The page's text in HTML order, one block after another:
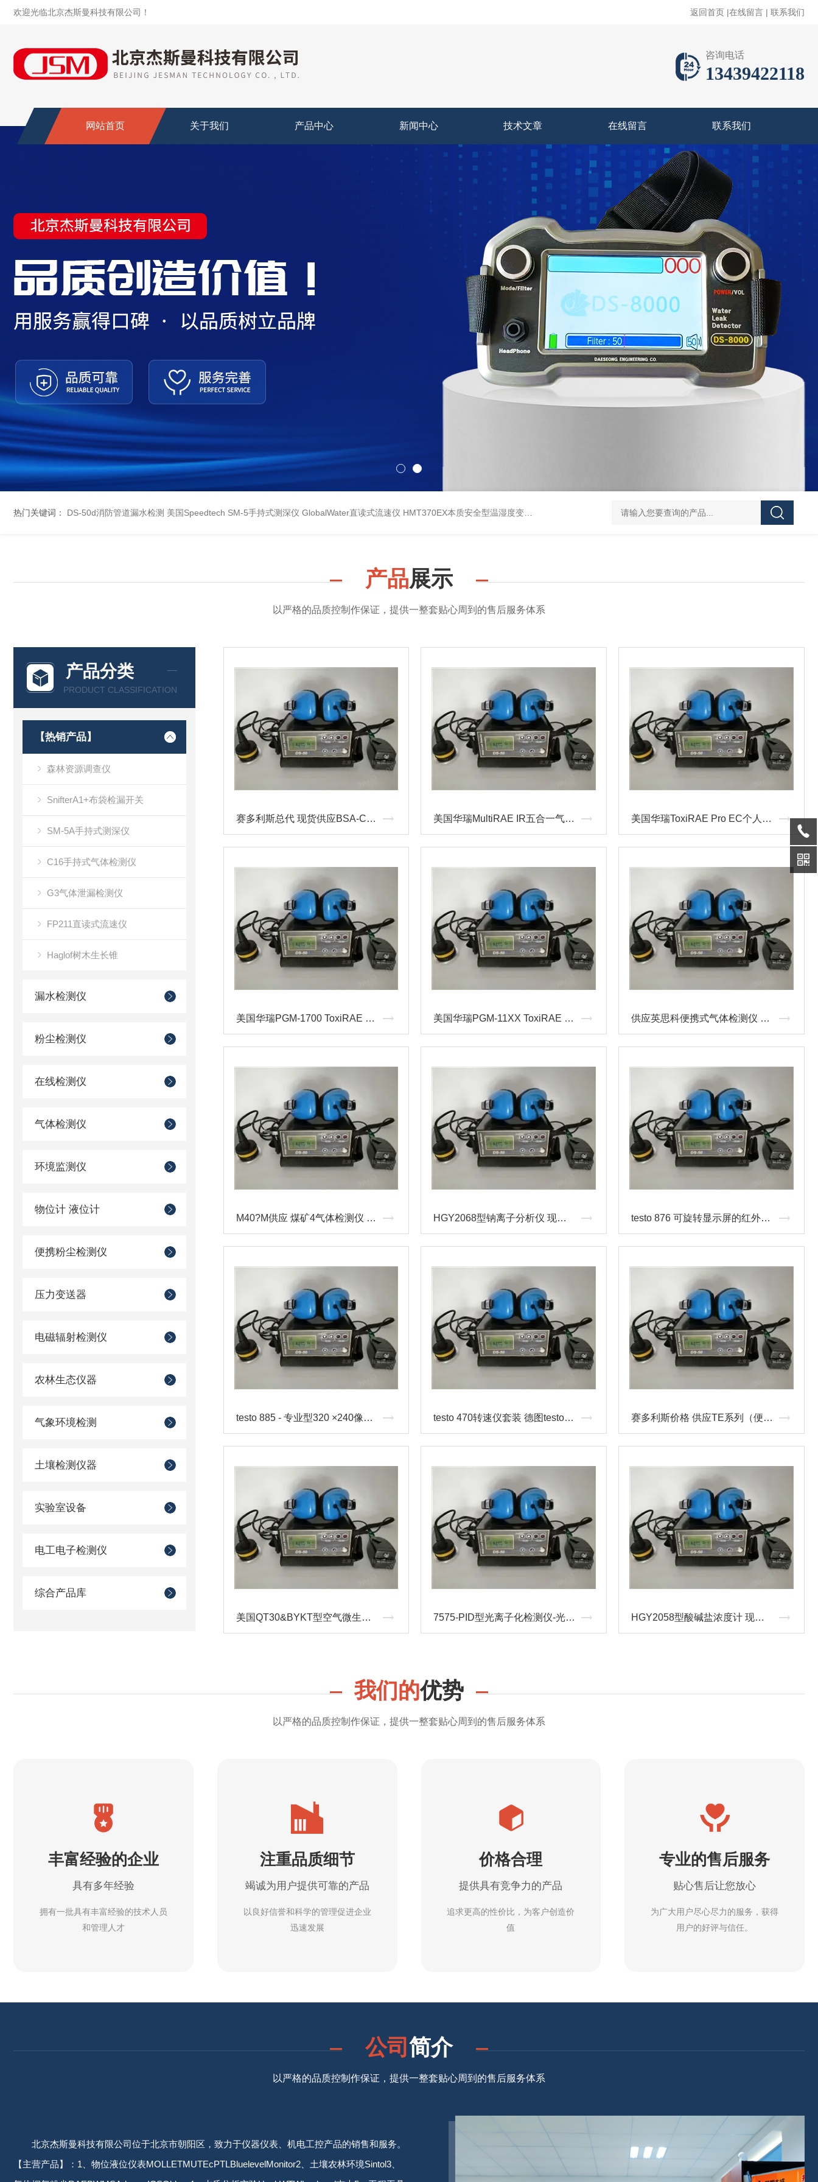
欢迎光临北京杰斯曼科技有限公司！ 返回首页 |在线留言 | 联系我们
咨询电话
13439422118
网站首页 关于我们 产品中心 新闻中心 技术文章 在线留言 联系我们
热门关键词： DS-50d消防管道漏水检测 美国Speedtech SM-5手持式测深仪 GlobalWater直读式流速仪 HMT370EX本质安全型温湿度变送器系列 适用于 0 区和 20 区 DS-50d韩国大成管道漏水检测仪 DS-50d韩国
产品展示
以严格的品质控制作保证，提供一整套贴心周到的售后服务体系
产品分类
PRODUCT CLASSIFICATION
【热销产品】
森林资源调查仪
SnifterA1+布袋检漏开关
SM-5A手持式测深仪
C16手持式气体检测仪
G3气体泄漏检测仪
FP211直读式流速仪
Haglof树木生长锥
漏水检测仪
粉尘检测仪
在线检测仪
气体检测仪
环境监测仪
物位计 液位计
便携粉尘检测仪
压力变送器
电磁辐射检测仪
农林生态仪器
气象环境检测
土壤检测仪器
实验室设备
电工电子检测仪
综合产品库
赛多利斯总代 现货供应BSA-CW系列电子天平 电子称价格 美国华瑞MultiRAE IR五合一气体检测仪PGM-54 华瑞RAE气体检测仪总代/价格/现 美国华瑞ToxiRAE Pro EC个人有毒气体检测仪PGM-1860 总代/价格/现货
美国华瑞PGM-1700 ToxiRAE 3 便携式毒气检测仪 华瑞RAE气体检测仪总代/价 美国华瑞PGM-11XX ToxiRAE II 有毒气体检测仪 华瑞RAE气体检测仪总代/价格 供应英思科便携式气体检测仪 MX4 Ventis多气体检测仪 **
M40?M供应 煤矿4气体检测仪 英思科现货 HGY2068型钠离子分析仪 现货供应 testo 876 可旋转显示屏的红外热像仪 德图testo产品总代 testo价格
testo 885 - 专业型320 ×240像素高清晰红外热像仪 德图testo产品总代 test testo 470转速仪套装 德图testo产品总代 testo价格 赛多利斯价格 供应TE系列（便携式）电子天平
美国QT30&BYKT型空气微生物采样器-六级撞击式空气微生物采样头 7575-PID型光离子化检测仪-光离子化探头 HGY2058型酸碱盐浓度计 现货供应
我们的优势
以严格的品质控制作保证，提供一整套贴心周到的售后服务体系
丰富经验的企业
具有多年经验
拥有一批具有丰富经验的技术人员
和管理人才
注重品质细节
竭诚为用户提供可靠的产品
以良好信誉和科学的管理促进企业
迅速发展
价格合理
提供具有竞争力的产品
追求更高的性价比，为客户创造价
值
专业的售后服务
贴心售后让您放心
为广大用户尽心尽力的服务，获得
用户的好评与信任。
公司简介
以严格的品质控制作保证，提供一整套贴心周到的售后服务体系
北京杰斯曼科技有限公司位于北京市朝阳区，致力于仪器仪表、机电工控产品的销售和服务。
【主营产品】：1、物位液位仪表MOLLETMUTEcPTLBluelevelMonitor2、土壤农林环境Sintol3、